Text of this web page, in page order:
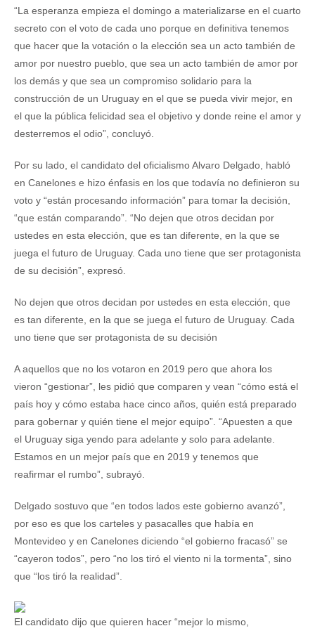
“La esperanza empieza el domingo a materializarse en el cuarto
secreto con el voto de cada uno porque en definitiva tenemos
que hacer que la votación o la elección sea un acto también de
amor por nuestro pueblo, que sea un acto también de amor por
los demás y que sea un compromiso solidario para la
construcción de un Uruguay en el que se pueda vivir mejor, en
el que la pública felicidad sea el objetivo y donde reine el amor y
desterremos el odio”, concluyó.
Por su lado, el candidato del oficialismo Alvaro Delgado, habló
en Canelones e hizo énfasis en los que todavía no definieron su
voto y “están procesando información” para tomar la decisión,
“que están comparando”. “No dejen que otros decidan por
ustedes en esta elección, que es tan diferente, en la que se
juega el futuro de Uruguay. Cada uno tiene que ser protagonista
de su decisión”, expresó.
No dejen que otros decidan por ustedes en esta elección, que
es tan diferente, en la que se juega el futuro de Uruguay. Cada
uno tiene que ser protagonista de su decisión
A aquellos que no los votaron en 2019 pero que ahora los
vieron “gestionar”, les pidió que comparen y vean “cómo está el
país hoy y cómo estaba hace cinco años, quién está preparado
para gobernar y quién tiene el mejor equipo”. “Apuesten a que
el Uruguay siga yendo para adelante y solo para adelante.
Estamos en un mejor país que en 2019 y tenemos que
reafirmar el rumbo”, subrayó.
Delgado sostuvo que “en todos lados este gobierno avanzó”,
por eso es que los carteles y pasacalles que había en
Montevideo y en Canelones diciendo “el gobierno fracasó” se
“cayeron todos”, pero “no los tiró el viento ni la tormenta”, sino
que “los tiró la realidad”.
El candidato dijo que quieren hacer “mejor lo mismo,